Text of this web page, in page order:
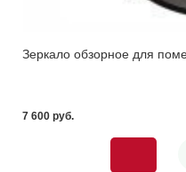
Зеркало обзорное для
7 600 pуб.